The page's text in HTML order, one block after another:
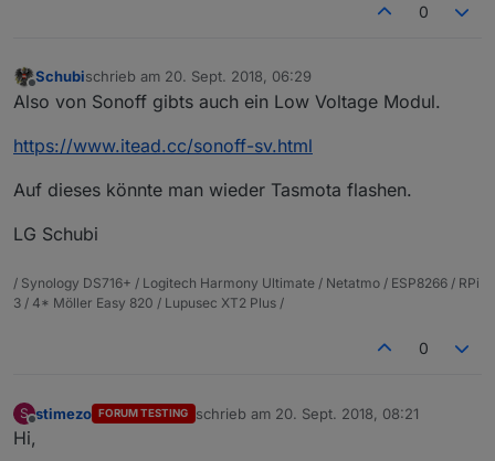
0
Schubischrieb am 20. Sept. 2018, 06:29
zuletzt editiert von
Also von Sonoff gibts auch ein Low Voltage Modul.
https://www.itead.cc/sonoff-sv.html
Auf dieses könnte man wieder Tasmota flashen.
LG Schubi
/ Synology DS716+ / Logitech Harmony Ultimate / Netatmo / ESP8266 / RPi
3 / 4* Möller Easy 820 / Lupusec XT2 Plus /
0
S stimezo FORUM TESTING schrieb am 20. Sept. 2018, 08:21
zuletzt editiert von
Hi,